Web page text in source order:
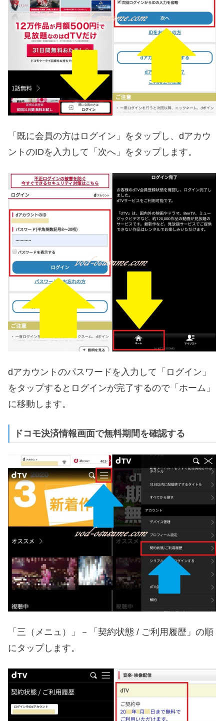
「既に会員の方はログイン」をタップし、dアカウ
ントのIDを入力して「次へ」をタップします。
dアカウントのパスワードを入力して「ログイン」
をタップするとログインが完了するので「ホーム」
に移動します。
ドコモ決済情報画面で無料期間を確認する
「三（メニュ）」－「契約状態 / ご利用履歴」の順
にタップします。